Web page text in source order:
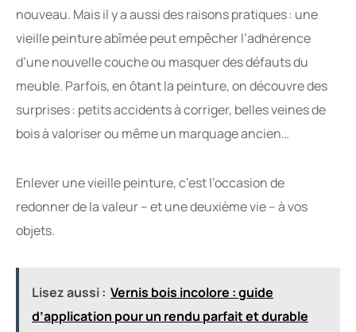
nouveau. Mais il y a aussi des raisons pratiques : une
vieille peinture abîmée peut empêcher l’adhérence
d’une nouvelle couche ou masquer des défauts du
meuble. Parfois, en ôtant la peinture, on découvre des
surprises : petits accidents à corriger, belles veines de
bois à valoriser ou même un marquage ancien…
Enlever une vieille peinture, c’est l’occasion de
redonner de la valeur – et une deuxième vie – à vos
objets.
Lisez aussi : Vernis bois incolore : guide
d’application pour un rendu parfait et durable